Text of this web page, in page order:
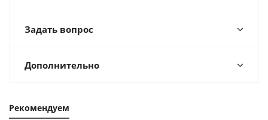
Задать вопрос
Дополнительно
Рекомендуем